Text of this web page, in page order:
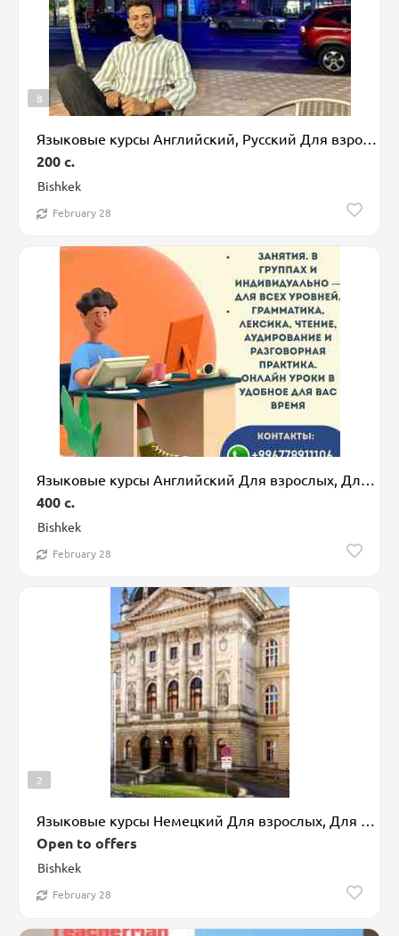
8
Bishkek
200 c.
February 28
Языковые курсы Английский Для взрослых, Для детей
Bishkek
400 c.
February 28
2
Языковые курсы Немецкий Для взрослых, Для детей
Bishkek
Open to offers
February 28